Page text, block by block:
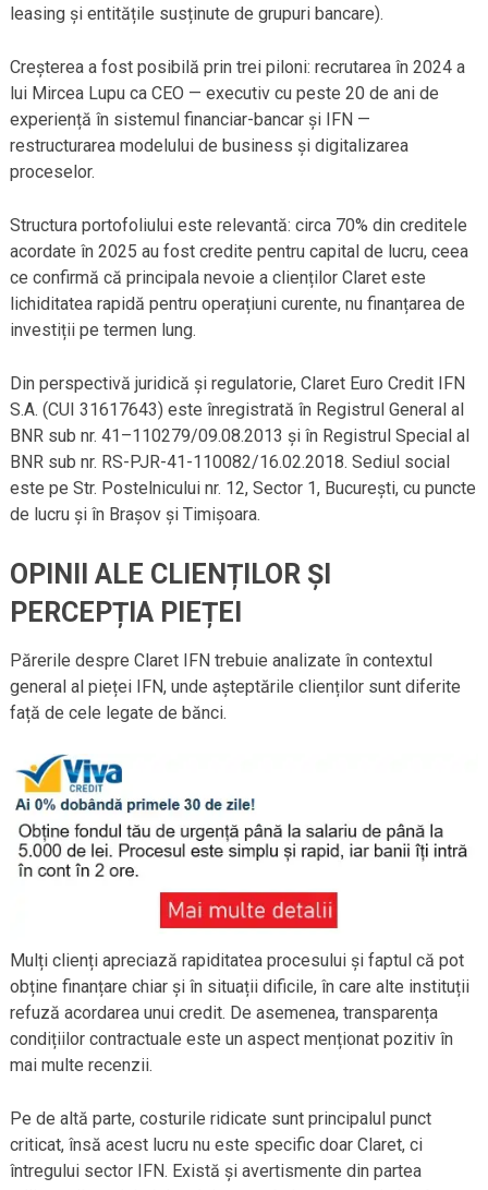
leasing și entitățile susținute de grupuri bancare).
Creșterea a fost posibilă prin trei piloni: recrutarea în 2024 a
lui Mircea Lupu ca CEO — executiv cu peste 20 de ani de
experiență în sistemul financiar-bancar și IFN —
restructurarea modelului de business și digitalizarea
proceselor.
Structura portofoliului este relevantă: circa 70% din creditele
acordate în 2025 au fost credite pentru capital de lucru, ceea
ce confirmă că principala nevoie a clienților Claret este
lichiditatea rapidă pentru operațiuni curente, nu finanțarea de
investiții pe termen lung.
Din perspectivă juridică și regulatorie, Claret Euro Credit IFN
S.A. (CUI 31617643) este înregistrată în Registrul General al
BNR sub nr. 41–110279/09.08.2013 și în Registrul Special al
BNR sub nr. RS-PJR-41-110082/16.02.2018. Sediul social
este pe Str. Postelnicului nr. 12, Sector 1, București, cu puncte
de lucru și în Brașov și Timișoara.
OPINII ALE CLIENȚILOR ȘI
PERCEPȚIA PIEȚEI
Părerile despre Claret IFN trebuie analizate în contextul
general al pieței IFN, unde așteptările clienților sunt diferite
față de cele legate de bănci.
Mulți clienți apreciază rapiditatea procesului și faptul că pot
obține finanțare chiar și în situații dificile, în care alte instituții
refuză acordarea unui credit. De asemenea, transparența
condițiilor contractuale este un aspect menționat pozitiv în
mai multe recenzii.
Pe de altă parte, costurile ridicate sunt principalul punct
criticat, însă acest lucru nu este specific doar Claret, ci
întregului sector IFN. Există și avertismente din partea